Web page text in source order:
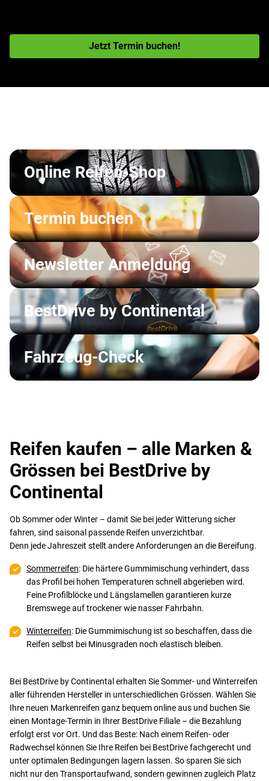
Jetzt Termin buchen!
Online Reifen-Shop
Termin buchen
Newsletter Anmeldung
BestDrive by Continental
Fahrzeug-Check
Reifen kaufen – alle Marken &
Grössen bei BestDrive by
Continental
Ob Sommer oder Winter – damit Sie bei jeder Witterung sicher
fahren, sind saisonal passende Reifen unverzichtbar.
Denn jede Jahreszeit stellt andere Anforderungen an die Bereifung.
Sommerreifen: Die härtere Gummimischung verhindert, dass
das Profil bei hohen Temperaturen schnell abgerieben wird.
Feine Profilblöcke und Längslamellen garantieren kurze
Bremswege auf trockener wie nasser Fahrbahn.
Winterreifen: Die Gummimischung ist so beschaffen, dass die
Reifen selbst bei Minusgraden noch elastisch bleiben.
Bei BestDrive by Continental erhalten Sie Sommer- und Winterreifen
aller führenden Hersteller in unterschiedlichen Grössen. Wählen Sie
Ihre neuen Markenreifen ganz bequem online aus und buchen Sie
einen Montage-Termin in Ihrer BestDrive Filiale – die Bezahlung
erfolgt erst vor Ort. Und das Beste: Nach einem Reifen- oder
Radwechsel können Sie Ihre Reifen bei BestDrive fachgerecht und
unter optimalen Bedingungen lagern lassen. So sparen Sie sich
nicht nur den Transportaufwand, sondern gewinnen zugleich Platz